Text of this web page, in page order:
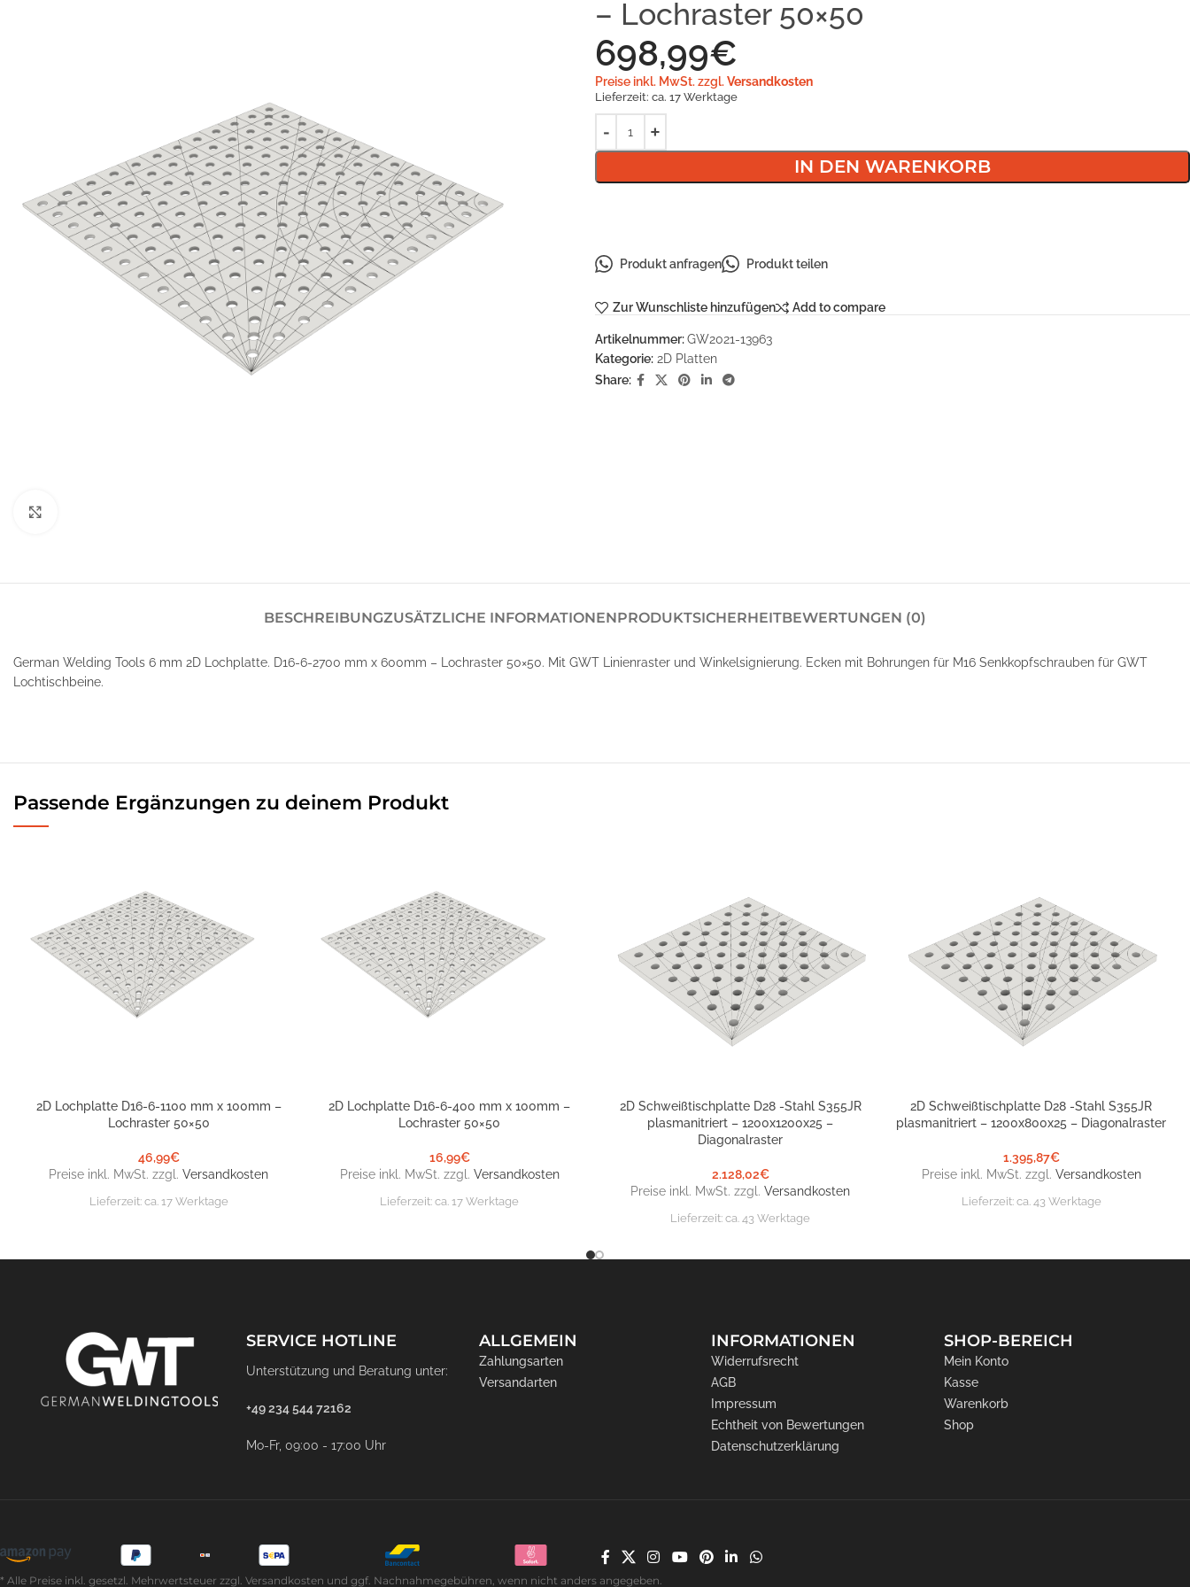
– Lochraster 50×50
698,99€
Preise inkl. MwSt. zzgl. Versandkosten
Lieferzeit: ca. 17 Werktage
IN DEN WARENKORB
Produkt anfragen Produkt teilen
Zur Wunschliste hinzufügen Add to compare
Artikelnummer:GW2021-13963
Kategorie: 2D Platten
Share:
BESCHREIBUNGZUSÄTZLICHE INFORMATIONENPRODUKTSICHERHEITBEWERTUNGEN (0)
German Welding Tools 6 mm 2D Lochplatte. D16-6-2700 mm x 600mm – Lochraster 50×50. Mit GWT Linienraster und Winkelsignierung. Ecken mit Bohrungen für M16 Senkkopfschrauben für GWT
Lochtischbeine.
Passende Ergänzungen zu deinem Produkt
IN DEN WARENKORB
2D Lochplatte D16-6-1100 mm x 100mm –
Lochraster 50×50
46,99€
Preise inkl. MwSt. zzgl.Versandkosten
Lieferzeit: ca. 17 Werktage
IN DEN WARENKORB
2D Lochplatte D16-6-400 mm x 100mm –
Lochraster 50×50
16,99€
Preise inkl. MwSt. zzgl. Versandkosten
Lieferzeit:ca. 17 Werktage
IN DEN WARENKORB
2D Schweißtischplatte D28 -Stahl S355JR
plasmanitriert – 1200x1200x25 –
Diagonalraster
2.128,02€
Preise inkl. MwSt. zzgl.Versandkosten
Lieferzeit:ca. 43 Werktage
IN DEN WARENKORB
2D Schweißtischplatte D28 -Stahl S355JR
plasmanitriert – 1200x800x25 – Diagonalraster
1.395,87€
Preise inkl. MwSt. zzgl. Versandkosten
Lieferzeit: ca. 43 Werktage
SERVICE HOTLINE
Unterstützung und Beratung unter:
+49 234 544 72162
Mo-Fr, 09:00 - 17:00 Uhr
ALLGEMEIN
Zahlungsarten
Versandarten
INFORMATIONEN
Widerrufsrecht
AGB
Impressum
Echtheit von Bewertungen
Datenschutzerklärung
SHOP-BEREICH
Mein Konto
Kasse
Warenkorb
Shop
* Alle Preise inkl. gesetzl. Mehrwertsteuer zzgl. Versandkosten und ggf. Nachnahmegebühren, wenn nicht anders angegeben.